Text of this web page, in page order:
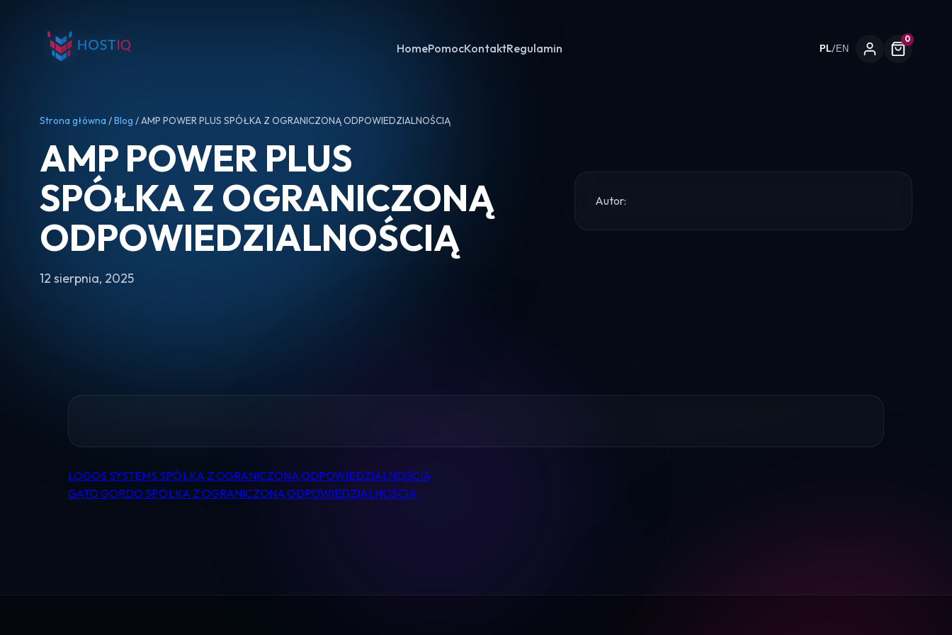
HomePomocKontaktRegulamin PL/EN
0
Strona główna /Blog / AMP POWER PLUS SPÓŁKA Z OGRANICZONĄ ODPOWIEDZIALNOŚCIĄ
AMP POWER PLUS
SPÓŁKA Z OGRANICZONĄ
ODPOWIEDZIALNOŚCIĄ
12 sierpnia, 2025
Autor:
Nawigacja
LOGOS SYSTEMS SPÓŁKA Z OGRANICZONĄ ODPOWIEDZIALNOŚCIĄ
GATO GORDO SPÓŁKA Z OGRANICZONĄ ODPOWIEDZIALNOŚCIĄ